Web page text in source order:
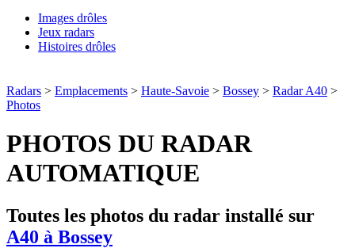
Images drôles
Jeux radars
Histoires drôles
Radars > Emplacements > Haute-Savoie > Bossey > Radar A40 >
Photos
PHOTOS DU RADAR
AUTOMATIQUE
Toutes les photos du radar installé sur
A40 à Bossey